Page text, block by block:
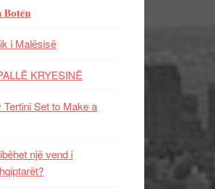
i Malësisë
KRYESINË
Tertini Set to Make a
një vend i